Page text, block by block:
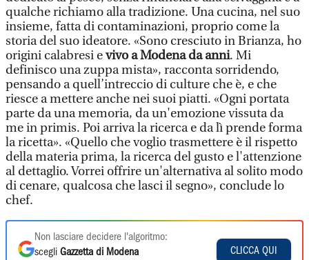
qualche richiamo alla tradizione. Una cucina, nel suo
insieme, fatta di contaminazioni, proprio come la
storia del suo ideatore. «Sono cresciuto in Brianza, ho
origini calabresi evivo a Modena da anni. Mi
definisco una zuppa mista», racconta sorridendo,
pensando a quell’intreccio di culture che è, e che
riesce a mettere anche nei suoi piatti. «Ogni portata
parte da una memoria, da un'emozione vissuta da
me in primis. Poi arriva la ricerca e da lì prende forma
la ricetta». «Quello che voglio trasmettere è il rispetto
della materia prima, la ricerca del gusto e l'attenzione
al dettaglio. Vorrei offrire un'alternativa al solito modo
di cenare, qualcosa che lasci il segno», conclude lo
chef.
Non lasciare decidere l'algoritmo:
scegli Gazzetta di Modena
CLICCA QUI